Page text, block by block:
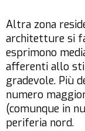
Altra zona
architetture si
esprimono
afferenti allo
gradevole. Più
numero
(comunque in
periferia nord.